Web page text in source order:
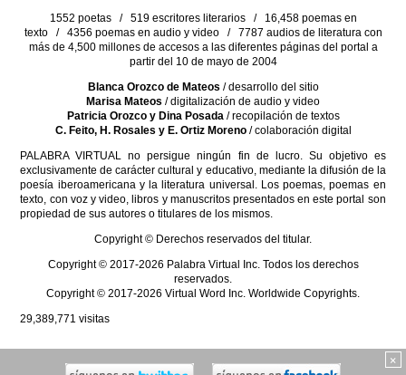
×
1552 poetas / 519 escritores literarios / 16,458 poemas en
texto / 4356 poemas en audio y video / 7787 audios de literatura con
más de 4,500 millones de accesos a las diferentes páginas del portal a
partir del 10 de mayo de 2004
Blanca Orozco de Mateos / desarrollo del sitio
Marisa Mateos / digitalización de audio y video
Patricia Orozco y Dina Posada/ recopilación de textos
C. Feito, H. Rosales y E. Ortiz Moreno/ colaboración digital
PALABRA VIRTUAL no persigue ningún fin de lucro. Su objetivo es
exclusivamente de carácter cultural y educativo, mediante la difusión de la
poesía iberoamericana y la literatura universal. Los poemas, poemas en
texto, con voz y video, libros y manuscritos presentados en este portal son
propiedad de sus autores o titulares de los mismos.
Copyright © Derechos reservados del titular.
Copyright © 2017-2026 Palabra Virtual Inc. Todos los derechos
reservados.
Copyright © 2017-2026 Virtual Word Inc. Worldwide Copyrights.
29,389,771 visitas